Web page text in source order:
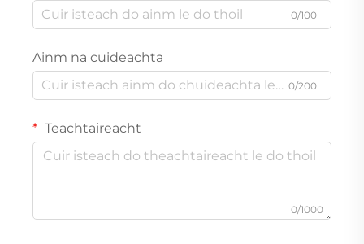
0/100
Ainm na cuideachta
0/200
Teachtaireacht
0/1000